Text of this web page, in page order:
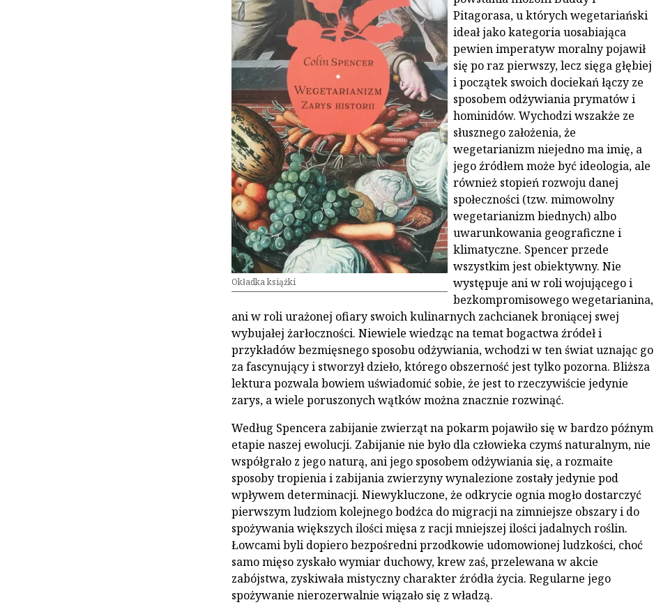
Okładka książki
Pitagorasa, u których wegetariański
ideał jako kategoria uosabiająca
pewien imperatyw moralny pojawił
się po raz pierwszy, lecz sięga głębiej
i początek swoich dociekań łączy ze
sposobem odżywiania prymatów i
hominidów. Wychodzi wszakże ze
słusznego założenia, że
wegetarianizm niejedno ma imię, a
jego źródłem może być ideologia, ale
również stopień rozwoju danej
społeczności (tzw. mimowolny
wegetarianizm biednych) albo
uwarunkowania geograficzne i
klimatyczne. Spencer przede
wszystkim jest obiektywny. Nie
występuje ani w roli wojującego i
bezkompromisowego wegetarianina,
ani w roli urażonej ofiary swoich kulinarnych zachcianek broniącej swej
wybujałej żarłoczności. Niewiele wiedząc na temat bogactwa źródeł i
przykładów bezmięsnego sposobu odżywiania, wchodzi w ten świat uznając go
za fascynujący i stworzył dzieło, którego obszerność jest tylko pozorna. Bliższa
lektura pozwala bowiem uświadomić sobie, że jest to rzeczywiście jedynie
zarys, a wiele poruszonych wątków można znacznie rozwinąć.
Według Spencera zabijanie zwierząt na pokarm pojawiło się w bardzo późnym
etapie naszej ewolucji. Zabijanie nie było dla człowieka czymś naturalnym, nie
współgrało z jego naturą, ani jego sposobem odżywiania się, a rozmaite
sposoby tropienia i zabijania zwierzyny wynalezione zostały jedynie pod
wpływem determinacji. Niewykluczone, że odkrycie ognia mogło dostarczyć
pierwszym ludziom kolejnego bodźca do migracji na zimniejsze obszary i do
spożywania większych ilości mięsa z racji mniejszej ilości jadalnych roślin.
Łowcami byli dopiero bezpośredni przodkowie udomowionej ludzkości, choć
samo mięso zyskało wymiar duchowy, krew zaś, przelewana w akcie
zabójstwa, zyskiwała mistyczny charakter źródła życia. Regularne jego
spożywanie nierozerwalnie wiązało się z władzą.